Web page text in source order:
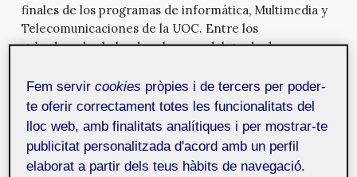
finales de los programas de informática, Multimedia y
Telecomunicaciones de la UOC. Entre los
galardonados hubo dos alumnos del grado de
Esta es la relación de premios.
Primer premio: Parenòs-tic: Imagen, web y diseño
gráfico de la aplicación móvil de un almanac, de
Antònia Lorente Bibiloni
Fem servircookies pròpies i de tercers per poder-
te oferir correctament totes les funcionalitats del
lloc web, amb finalitats analítiques i per mostrar-te
publicitat personalitzada d'acord amb un perfil
elaborat a partir dels teus hàbits de navegació.